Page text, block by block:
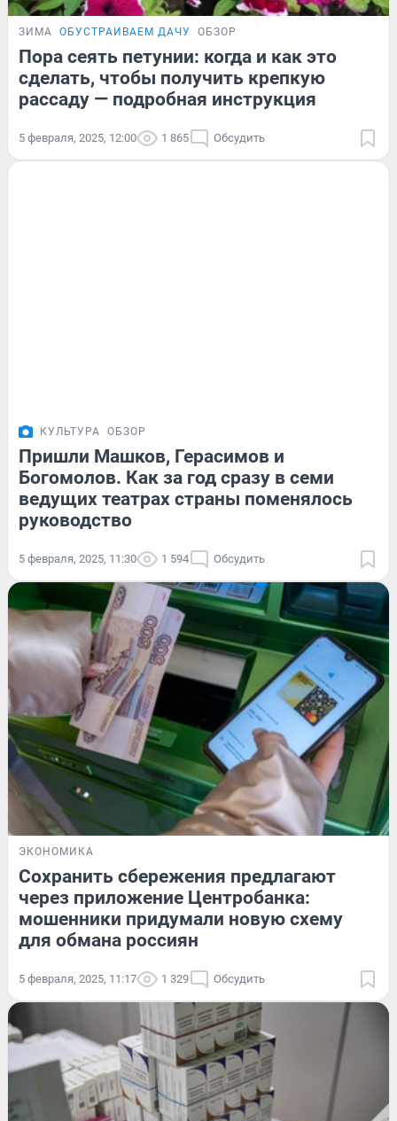
ЗИМА ОБУСТРАИВАЕМ ДАЧУ ОБЗОР
Пора сеять петунии: когда и как это
сделать, чтобы получить крепкую
рассаду — подробная инструкция
5 февраля, 2025, 12:00 1 865 Обсудить
КУЛЬТУРА ОБЗОР
Пришли Машков, Герасимов и
Богомолов. Как за год сразу в семи
ведущих театрах страны поменялось
руководство
5 февраля, 2025, 11:30 1 594 Обсудить
ЭКОНОМИКА
Сохранить сбережения предлагают
через приложение Центробанка:
мошенники придумали новую схему
для обмана россиян
5 февраля, 2025, 11:17 1 329 Обсудить